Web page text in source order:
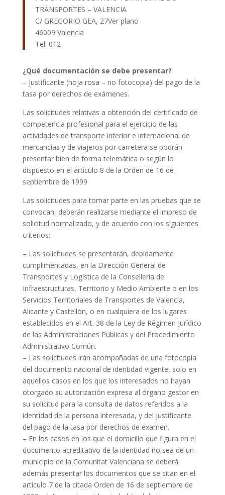
TRANSPORTES – VALENCIA
C/ GREGORIO GEA, 27Ver plano
46009 Valencia
Tel: 012
¿Qué documentación se debe presentar?
– Justificante (hoja rosa – no fotocopia) del pago de la
tasa por derechos de exámenes.
Las solicitudes relativas a obtención del certificado de
competencia profesional para el ejercicio de las
actividades de transporte interior e internacional de
mercancías y de viajeros por carretera se podrán
presentar bien de forma telemática o según lo
dispuesto en el artículo 8 de la Orden de 16 de
septiembre de 1999.
Las solicitudes para tomar parte en las pruebas que se
convocan, deberán realizarse mediante el impreso de
solicitud normalizado, y de acuerdo con los siguientes
criterios:
– Las solicitudes se presentarán, debidamente
cumplimentadas, en la Dirección General de
Transportes y Logística de la Conselleria de
Infraestructuras, Territorio y Medio Ambiente o en los
Servicios Territoriales de Transportes de Valencia,
Alicante y Castellón, o en cualquiera de los lugares
establecidos en el Art. 38 de la Ley de Régimen Jurídico
de las Administraciones Públicas y del Procedimiento
Administrativo Común.
– Las solicitudes irán acompañadas de una fotocopia
del documento nacional de identidad vigente, solo en
aquellos casos en los que los interesados no hayan
otorgado su autorización expresa al órgano gestor en
su solicitud para la consulta de datos referidos a la
identidad de la persona interesada, y del justificante
del pago de la tasa por derechos de examen.
– En los casos en los que el domicilio que figura en el
documento acreditativo de la identidad no sea de un
municipio de la Comunitat Valenciana se deberá
además presentar los documentos que se citan en el
artículo 7 de la citada Orden de 16 de septiembre de